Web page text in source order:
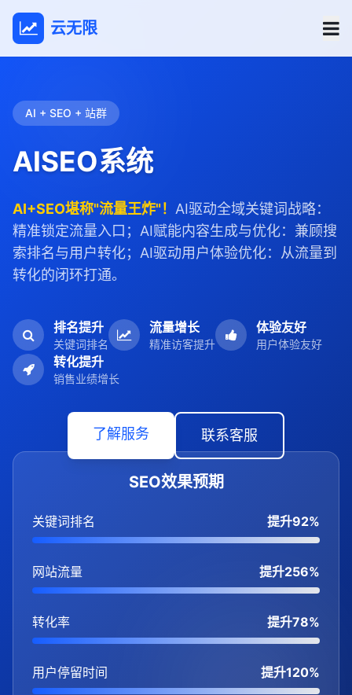
云无限
AI + SEO + 站群
AISEO系统
AI+SEO堪称"流量王炸"！ AI驱动全域关键词战略：
精准锁定流量入口；AI赋能内容生成与优化：兼顾搜
索排名与用户转化；AI驱动用户体验优化：从流量到
转化的闭环打通。
排名提升
关键词排名
流量增长
精准访客提升
体验友好
用户体验友好
转化提升
销售业绩增长
了解服务 联系客服
SEO效果预期
关键词排名 提升92%
网站流量 提升256%
转化率 提升78%
用户停留时间 提升120%